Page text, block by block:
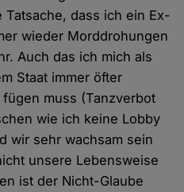
dass ich ein Ex-
wieder Morddrohungen
Auch das ich mich als
Staat immer öfter
muss (Tanzverbot
wie ich keine Lobby
wir sehr wachsam sein
unsere Lebensweise
ist der Nicht-Glaube